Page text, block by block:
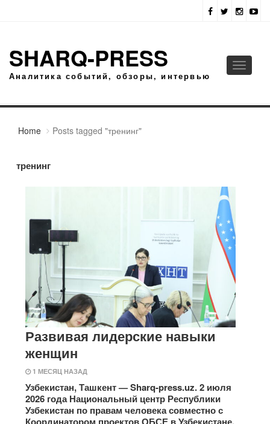
SHARQ-PRESS
Аналитика событий, обзоры, интервью
Toggle
Home Posts tagged "тренинг"
тренинг
Развивая лидерские навыки
женщин
1 МЕСЯЦ НАЗАД
Узбекистан, Ташкент — Sharq-press.uz. 2 июля
2026 года Национальный центр Республики
Узбекистан по правам человека совместно с